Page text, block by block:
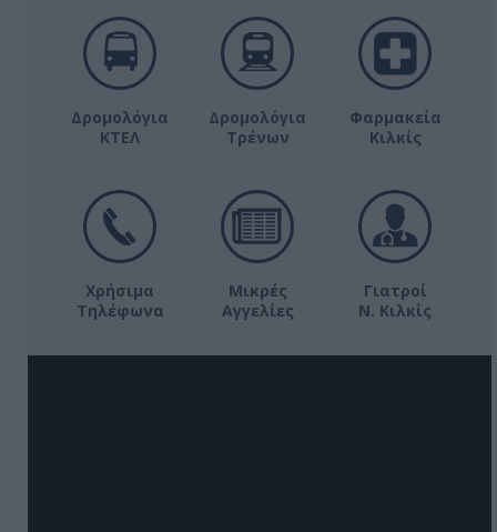
Δρομολόγια
ΚΤΕΛ
Δρομολόγια
Τρένων
Φαρμακεία
Κιλκίς
Χρήσιμα
Τηλέφωνα
Μικρές
Αγγελίες
Γιατροί
Ν. Κιλκίς